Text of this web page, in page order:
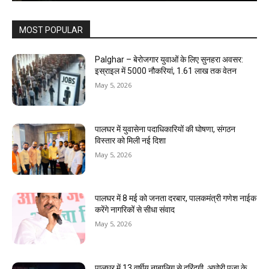
MOST POPULAR
Palghar – बेरोजगार युवाओं के लिए सुनहरा अवसर:
इस्राइल में 5000 नौकरियां, ₹1.61 लाख तक वेतन
May 5, 2026
पालघर में युवासेना पदाधिकारियों की घोषणा, संगठन
विस्तार को मिली नई दिशा
May 5, 2026
पालघर में 8 मई को जनता दरबार, पालकमंत्री गणेश नाईक
करेंगे नागरिकों से सीधा संवाद
May 5, 2026